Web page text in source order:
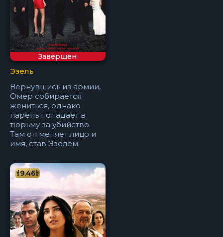
Завершён
Эзель
Вернувшись из армии,
Омер собирается
жениться, однако
парень попадает в
тюрьму за убийство.
Там он меняет лицо и
имя, став Эзелем.
9.46